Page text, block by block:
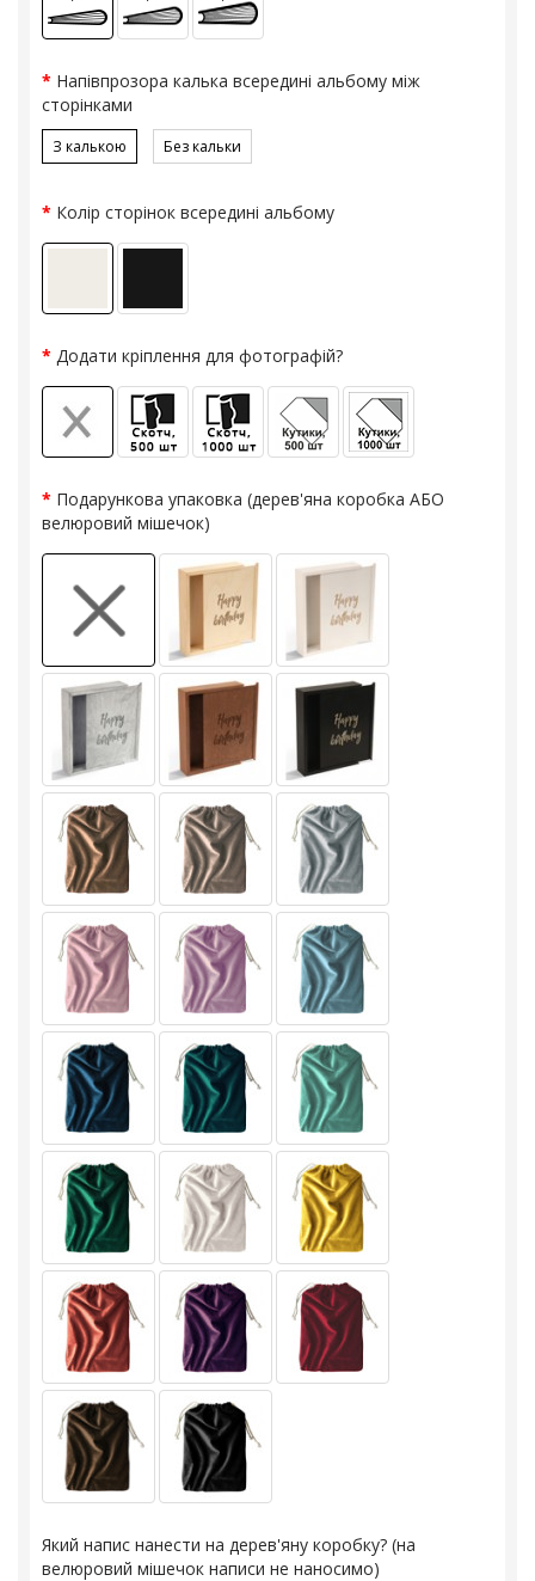
Напівпрозора калька всередині альбому між
сторінками
З калькою Без кальки
Колір сторінок всередині альбому
Додати кріплення для фотографій?
Подарункова упаковка (дерев'яна коробка АБО
велюровий мішечок)
Який напис нанести на дерев'яну коробку? (на
велюровий мішечок написи не наносимо)